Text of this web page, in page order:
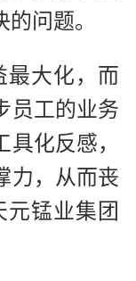
问题。
最大化，而
员工的业务
化反感，
力，从而丧
锰业集团